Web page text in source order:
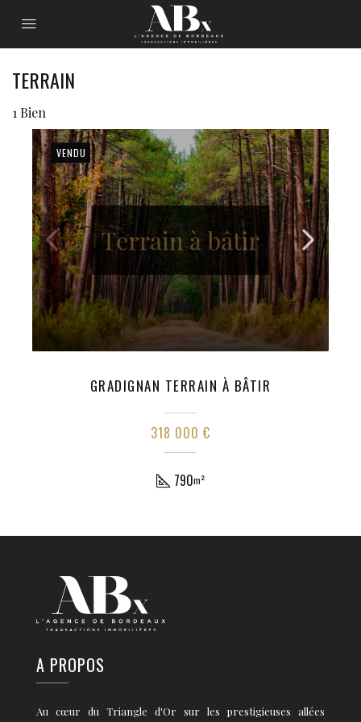
TERRAIN
1 Bien
VENDU
GRADIGNAN TERRAIN À BÂTIR
318 000 €
790m²
A PROPOS
Au cœur du Triangle d'Or sur les prestigieuses allées